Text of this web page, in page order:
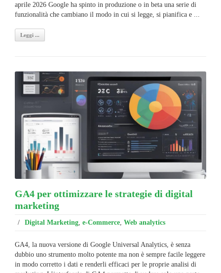
aprile 2026 Google ha spinto in produzione o in beta una serie di
funzionalità che cambiano il modo in cui si legge, si pianifica e ...
Leggi ...
GA4 per ottimizzare le strategie di digital
marketing
/ Digital Marketing, e-Commerce, Web analytics
GA4, la nuova versione di Google Universal Analytics, è senza
dubbio uno strumento molto potente ma non è sempre facile leggere
in modo corretto i dati e renderli efficaci per le proprie analisi di